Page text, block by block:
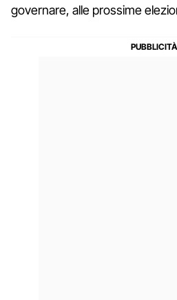
governare, alle prossime